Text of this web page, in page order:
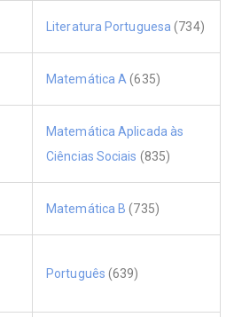
Literatura Portuguesa (734)
Matemática A (635)
Matemática Aplicada às
Ciências Sociais (835)
Matemática B (735)
Português (639)